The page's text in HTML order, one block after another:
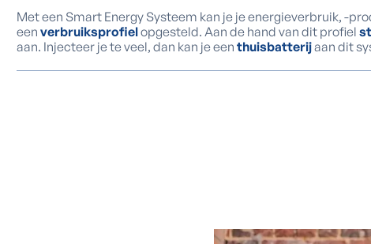
Met een Smart Energy Systeem kan je je energieverbruik, -
een verbruiksprofielopgesteld. Aan de hand van dit profiel
aan. Injecteer je te veel, dan kan je een thuisbatterijaan dit